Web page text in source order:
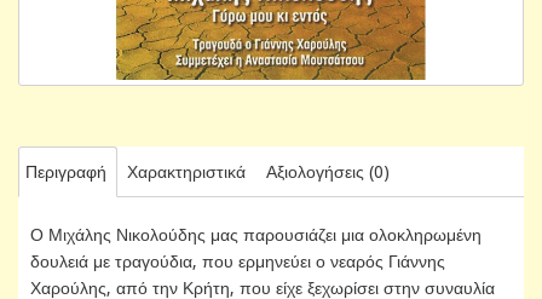
Περιγραφή Χαρακτηριστικά Αξιολογήσεις (0)
Ο Μιχάλης Νικολούδης μας παρουσιάζει μια ολοκληρωμένη
δουλειά με τραγούδια, που ερμηνεύει ο νεαρός Γιάννης
Χαρούλης, από την Κρήτη, που είχε ξεχωρίσει στην συναυλία